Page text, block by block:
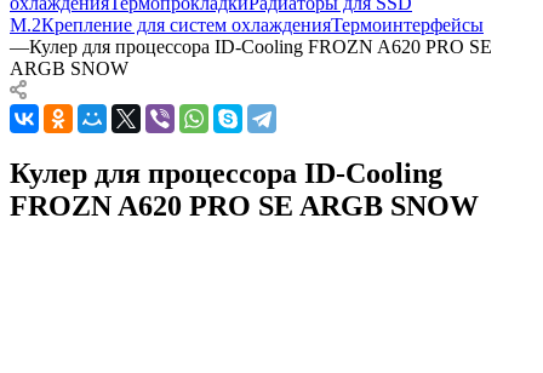
M.2Крепление для систем охлажденияТермоинтерфейсы
—Кулер для процессора ID-Cooling FROZN A620 PRO SE
ARGB SNOW
Кулер для процессора ID-Cooling
FROZN A620 PRO SE ARGB SNOW